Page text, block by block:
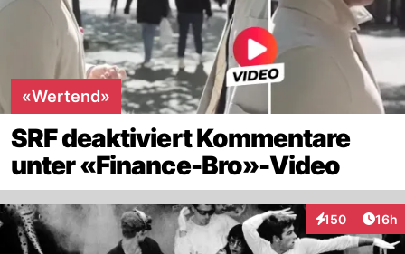
«Wertend»
SRF deaktiviert Kommentare
unter «Finance-Bro»-Video
150
Interaktionen
16h